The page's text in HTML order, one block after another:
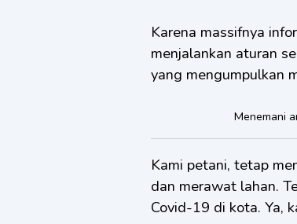
Karena massifnya
menjalankan aturan
yang mengumpulkan
Menemani
Kami petani, tetap
dan merawat lahan.
Covid-19 di kota. Ya,